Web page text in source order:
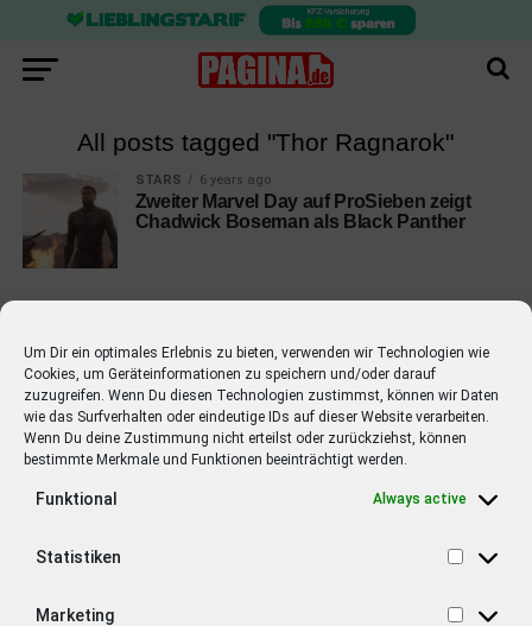
Um Dir ein optimales Erlebnis zu bieten, verwenden wir Technologien wie
Cookies, um Geräteinformationen zu speichern und/oder darauf
zuzugreifen. Wenn Du diesen Technologien zustimmst, können wir Daten
wie das Surfverhalten oder eindeutige IDs auf dieser Website verarbeiten.
Wenn Du deine Zustimmung nicht erteilst oder zurückziehst, können
bestimmte Merkmale und Funktionen beeinträchtigt werden.
Funktional Always active
Statistiken
Marketing
All posts tagged "Thor Ragnarok"
STARS 6 years ago
Zweiter Marvel Day auf ProSieben zeigt
Chadwick Boseman als Black Panther
EMPFOHLEN
STARS 4 years ago
Barbara Schöneberger Moderatorin
von “Verstehen Sie Spaß?”